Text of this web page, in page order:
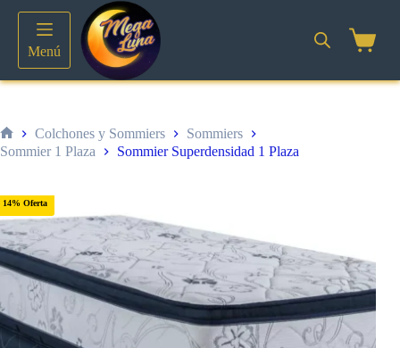
contenido
Menú
Inicio
Colchones y Sommiers
Sommiers
Sommier 1 Plaza
Sommier Superdensidad 1 Plaza
14% Oferta